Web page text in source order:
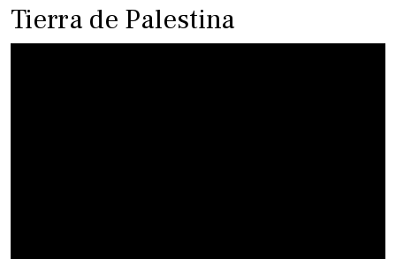
Tierra de Palestina